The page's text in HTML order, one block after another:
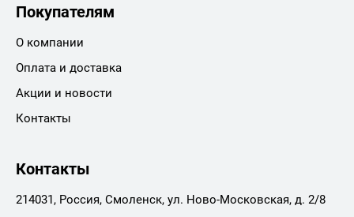
Покупателям
О компании
Оплата и доставка
Акции и новости
Контакты
Контакты
214031, Россия, Смоленск, ул. Ново-Московская, д. 2/8